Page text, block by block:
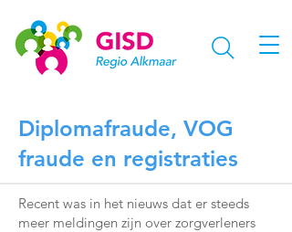
Diplomafraude, VOG
fraude en registraties
Recent was in het nieuws dat er steeds
meer meldingen zijn over zorgverleners